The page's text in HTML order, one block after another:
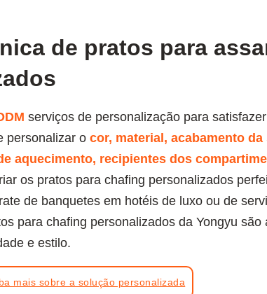
de pratos para
serviços de personalização para
personalizar o cor, material, acabamento
aquecimento, recipientes dos
os pratos para chafing personalizados
de banquetes em hotéis de luxo ou de
para chafing personalizados da Yongyu são
e estilo.
mais sobre a solução personalizada